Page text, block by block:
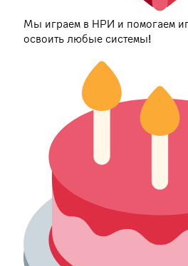
Мы играем в НРИ и помогаем
освоить любые системы!